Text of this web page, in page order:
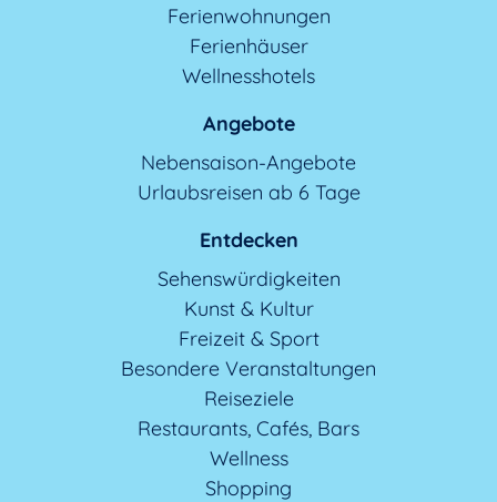
Ferienwohnungen
Ferienhäuser
Wellnesshotels
Angebote
Nebensaison-Angebote
Urlaubsreisen ab 6 Tage
Entdecken
Sehenswürdigkeiten
Kunst & Kultur
Freizeit & Sport
Besondere Veranstaltungen
Reiseziele
Restaurants, Cafés, Bars
Wellness
Shopping